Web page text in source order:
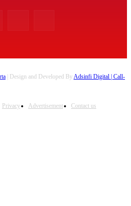
| Design and Developed ByAdsinfi Digital | Call-
Privacy Advertisement Contact us